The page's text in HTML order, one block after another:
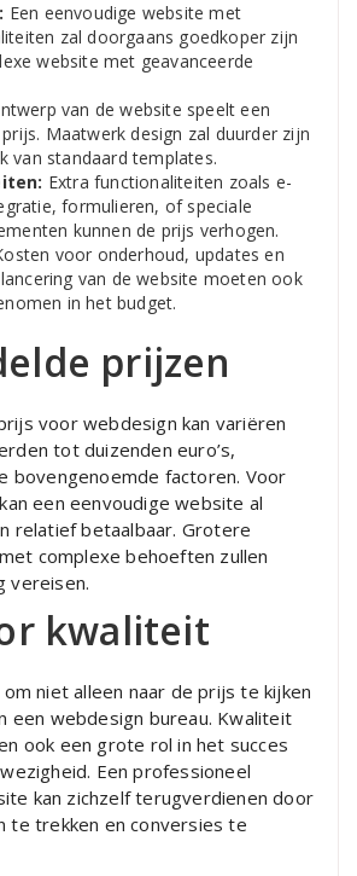
Een eenvoudige website met
zal doorgaans goedkoper zijn
website met geavanceerde
van de website speelt een
Maatwerk design zal duurder zijn
van standaard templates.
Extra functionaliteiten zoals e-
formulieren, of speciale
kunnen de prijs verhogen.
voor onderhoud, updates en
van de website moeten ook
in het budget.
prijzen
voor webdesign kan variëren
tot duizenden euro’s,
bovengenoemde factoren. Voor
een eenvoudige website al
relatief betaalbaar. Grotere
complexe behoeften zullen
vereisen.
kwaliteit
niet alleen naar de prijs te kijken
een webdesign bureau. Kwaliteit
ook een grote rol in het succes
Een professioneel
kan zichzelf terugverdienen door
te trekken en conversies te